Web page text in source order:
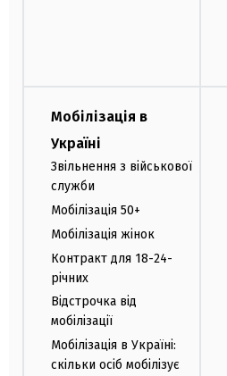
Мобілізація в
Україні
Звільнення з військової
служби
Мобілізація 50+
Мобілізація жінок
Контракт для 18-24-
річних
Відстрочка від
мобілізації
Мобілізація в Україні:
скільки осіб мобілізує